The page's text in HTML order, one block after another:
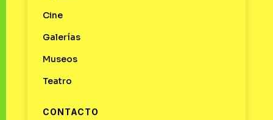
Cine
Galerías
Museos
Teatro
CONTACTO